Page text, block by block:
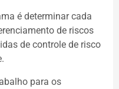
é determinar cada
de riscos
de controle de risco
para os